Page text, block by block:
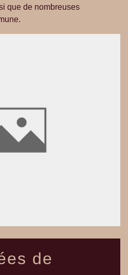
que de nombreuses
de